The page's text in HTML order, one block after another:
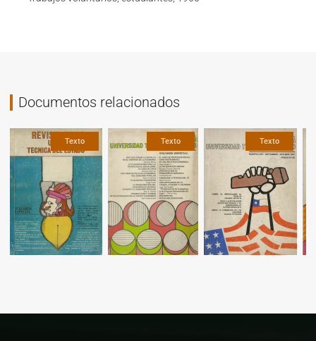
Documentos relacionados
Texto Texto Texto